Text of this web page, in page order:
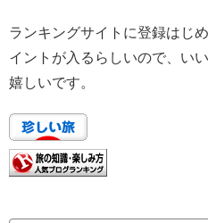
ランキングサイトに登録はじ
イントが入るらしいので、い
嬉しいです。